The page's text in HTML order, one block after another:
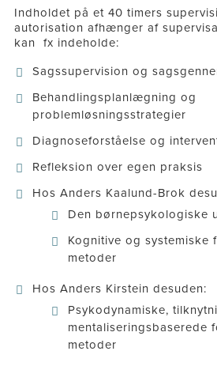
Indholdet på et 40 timers
autorisation afhænger af
kan fx indeholde:
Sagssupervision og
Behandlingsplanlægning og
problemløsningsstrategier
Diagnoseforståelse og
Refleksion over egen praksis
Hos Anders Kaalund-Brok
Den børnepsykologiske
Kognitive og systemiske
metoder
Hos Anders Kirstein desuden:
Psykodynamiske,
mentaliseringsbaserede
metoder